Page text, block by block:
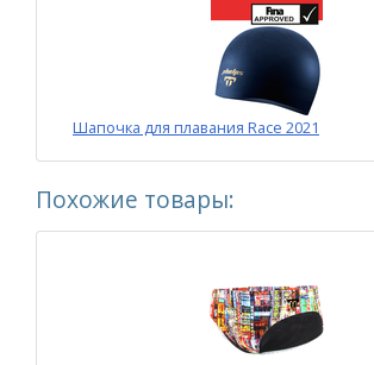
Шапочка для плавания Race 2021
Похожие товары: